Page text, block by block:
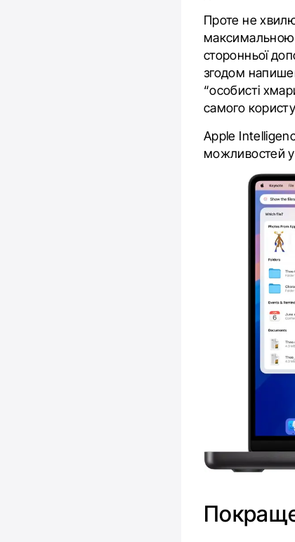
Проте не
максимальною
сторонньої
згодом
“особисті
самого
Apple
можливостей у